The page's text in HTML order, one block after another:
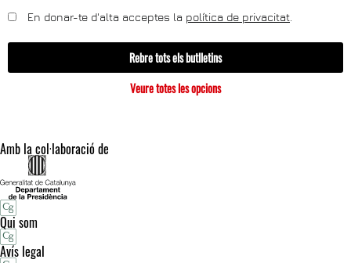
En donar-te d'alta acceptes la política de privacitat
Rebre tots els butlletins
Veure totes les opcions
Amb la col·laboració de
Qui som
Avís legal